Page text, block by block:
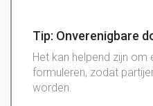
Tip: Onverenigbare
Het kan helpend zijn
formuleren, zodat
worden.